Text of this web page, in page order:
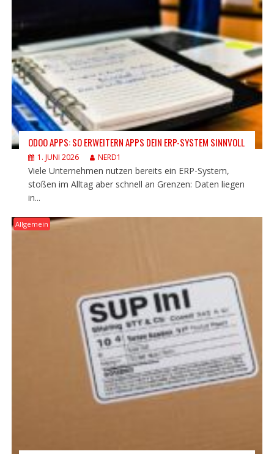
ODOO APPS: SO ERWEITERN APPS DEIN ERP-SYSTEM SINNVOLL
1. JUNI 2026 NERD1
Viele Unternehmen nutzen bereits ein ERP-System,
stoßen im Alltag aber schnell an Grenzen: Daten liegen
in...
Allgemein